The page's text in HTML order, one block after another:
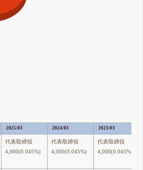
2025/03 2024/03 2023/03
代表取締役
4,000(0.045%)
代表取締役
4,000(0.045%)
代表取締役
4,000(0.045%)